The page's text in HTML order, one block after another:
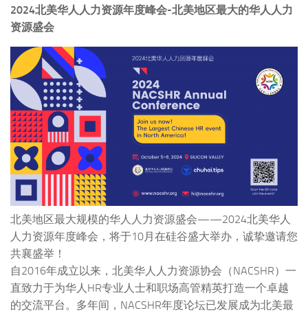
2024北美华人人力资源年度峰会-北美地区最大的华人人力
资源盛会
北美地区最大规模的华人人力资源盛会——2024北美华人
人力资源年度峰会，将于10月在硅谷盛大举办，诚挚邀请您
共襄盛举！
自2016年成立以来，北美华人人力资源协会（NACSHR）一
直致力于为华人HR专业人士和职场高管精英打造一个卓越
的交流平台。多年间，NACSHR年度论坛已发展成为北美最